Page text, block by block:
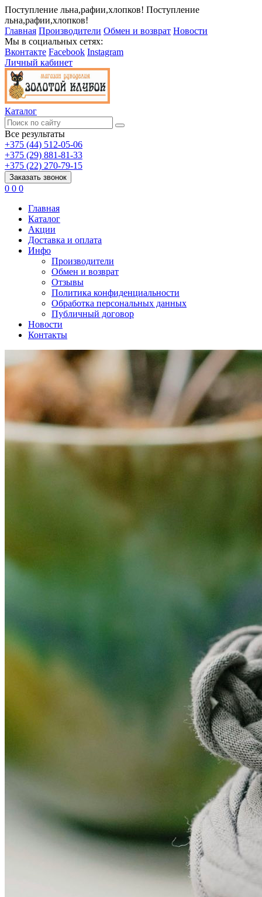
Поступление льна,рафии,хлопков! Поступление
льна,рафии,хлопков!
Главная Производители Обмен и возврат Новости
Мы в социальных сетях:
Вконтакте Facebook Instagram
Личный кабинет
Каталог
Все результаты
+375 (44) 512-05-06
+375 (29) 881-81-33
+375 (22) 270-79-15
Заказать звонок
0 0 0
Главная
Каталог
Акции
Доставка и оплата
Инфо
Производители
Обмен и возврат
Отзывы
Политика конфиденциальности
Обработка персональных данных
Публичный договор
Новости
Контакты